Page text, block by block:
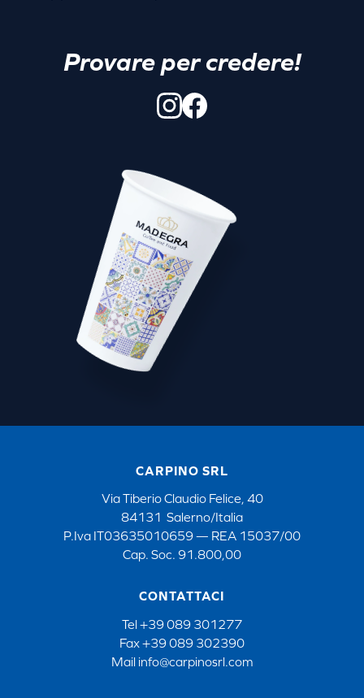
Provare per credere!
CARPINO SRL
Via Tiberio Claudio Felice, 40
84131 Salerno/Italia
P.Iva IT03635010659 — REA 15037/00
Cap. Soc. 91.800,00
CONTATTACI
Tel+39 089 301277
Fax+39 089 302390
Mail info@carpinosrl.com